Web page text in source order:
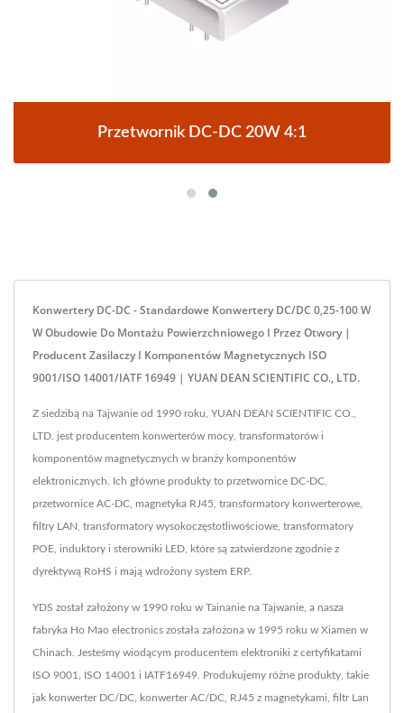
Przetwornik DC-DC 20W 4:1
Konwertery DC-DC - Standardowe Konwertery DC/DC 0,25-100 W
W Obudowie Do Montażu Powierzchniowego I Przez Otwory |
Producent Zasilaczy I Komponentów Magnetycznych ISO
9001/ISO 14001/IATF 16949 | YUAN DEAN SCIENTIFIC CO., LTD.
Z siedzibą na Tajwanie od 1990 roku, YUAN DEAN SCIENTIFIC CO.,
LTD. jest producentem konwerterów mocy, transformatorów i
komponentów magnetycznych w branży komponentów
elektronicznych. Ich główne produkty to przetwornice DC-DC,
przetwornice AC-DC, magnetyka RJ45, transformatory konwerterowe,
filtry LAN, transformatory wysokoczęstotliwościowe, transformatory
POE, induktory i sterowniki LED, które są zatwierdzone zgodnie z
dyrektywą RoHS i mają wdrożony system ERP.
YDS został założony w 1990 roku w Tainanie na Tajwanie, a nasza
fabryka Ho Mao electronics została założona w 1995 roku w Xiamen w
Chinach. Jesteśmy wiodącym producentem elektroniki z certyfikatami
ISO 9001, ISO 14001 i IATF16949. Produkujemy różne produkty, takie
jak konwerter DC/DC, konwerter AC/DC, RJ45 z magnetykami, filtr Lan